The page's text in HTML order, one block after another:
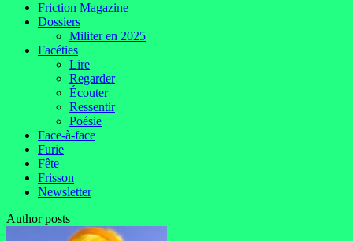
Friction Magazine
Dossiers
Militer en 2025
Facéties
Lire
Regarder
Écouter
Ressentir
Poésie
Face-à-face
Furie
Fête
Frisson
Newsletter
Author posts